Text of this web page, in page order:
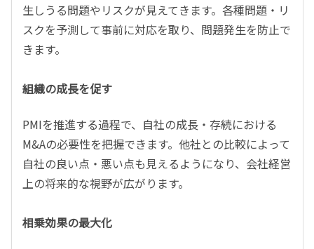
生しうる問題やリスクが見えてきます。各種問題・リ
スクを予測して事前に対応を取り、問題発生を防止で
きます。
組織の成長を促す
PMIを推進する過程で、自社の成長・存続における
M&Aの必要性を把握できます。他社との比較によって
自社の良い点・悪い点も見えるようになり、会社経営
上の将来的な視野が広がります。
相乗効果の最大化